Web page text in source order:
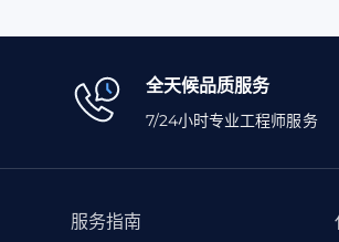
全天候品质服务
7/24小时专业工程师服务
服务指南